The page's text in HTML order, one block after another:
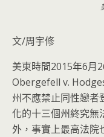
文/周宇修
美東時間2015年6月
Obergefell v.
州不應禁止同性戀者
化的十三個州終究
外，事實上最高法院